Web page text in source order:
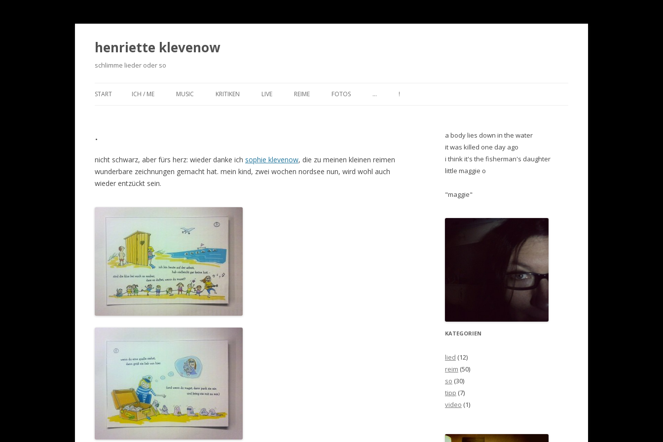
henriette klevenow
schlimme lieder oder so
START ICH / ME MUSIC KRITIKEN LIVE REIME FOTOS … !
.
nicht schwarz, aber fürs herz: wieder danke ich sophie klevenow, die zu meinen kleinen reimen
wunderbare zeichnungen gemacht hat. mein kind, zwei wochen nordsee nun, wird wohl auch
wieder entzückt sein.
a body lies down in the water
it was killed one day ago
i think it's the fisherman's daughter
little maggie o
"maggie"
KATEGORIEN
lied (12)
reim (50)
so (30)
tipp (7)
video (1)